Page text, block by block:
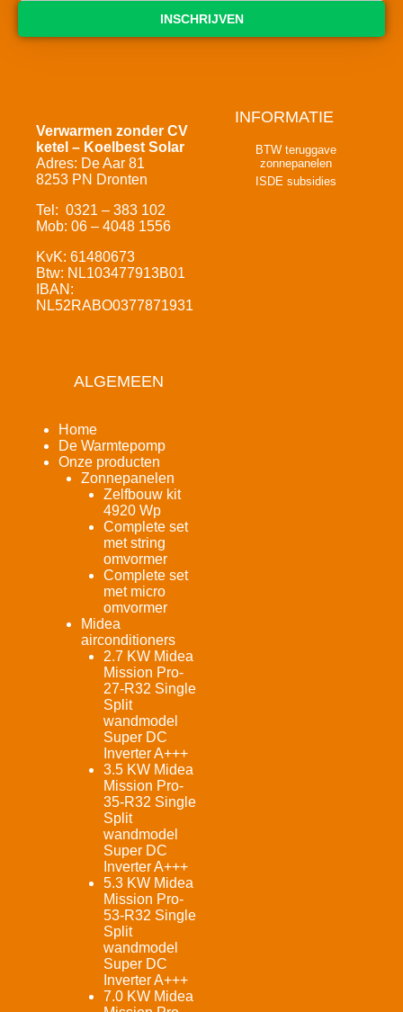
INSCHRIJVEN
Verwarmen zonder CV
ketel – Koelbest Solar
Adres: De Aar 81
8253 PN Dronten
Tel: 0321 – 383 102
Mob: 06 – 4048 1556
KvK: 61480673
Btw: NL103477913B01
IBAN:
NL52RABO0377871931
INFORMATIE
BTW teruggave
zonnepanelen
ISDE subsidies
ALGEMEEN
Home
De Warmtepomp
Onze producten
Zonnepanelen
Zelfbouw kit
4920 Wp
Complete set
met string
omvormer
Complete set
met micro
omvormer
Midea
airconditioners
2.7 KW Midea
Mission Pro-
27-R32 Single
Split
wandmodel
Super DC
Inverter A+++
3.5 KW Midea
Mission Pro-
35-R32 Single
Split
wandmodel
Super DC
Inverter A+++
5.3 KW Midea
Mission Pro-
53-R32 Single
Split
wandmodel
Super DC
Inverter A+++
7.0 KW Midea